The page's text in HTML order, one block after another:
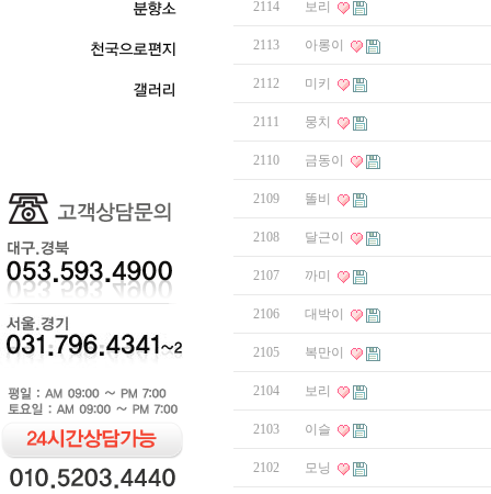
2114 보리
2113 아롱이
2112 미키
2111 뭉치
2110 금동이
2109 똘비
2108 달근이
2107 까미
2106 대박이
2105 복만이
2104 보리
2103 이슬
2102 모닝